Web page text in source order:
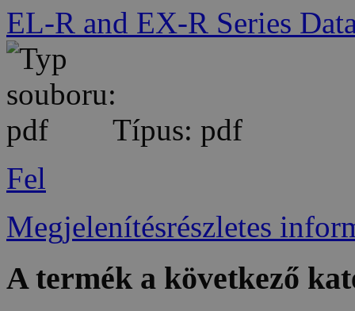
EL-R and EX-R Series
Típus: pdf
Fel
Megjelenítésrészletes
A termék a következő